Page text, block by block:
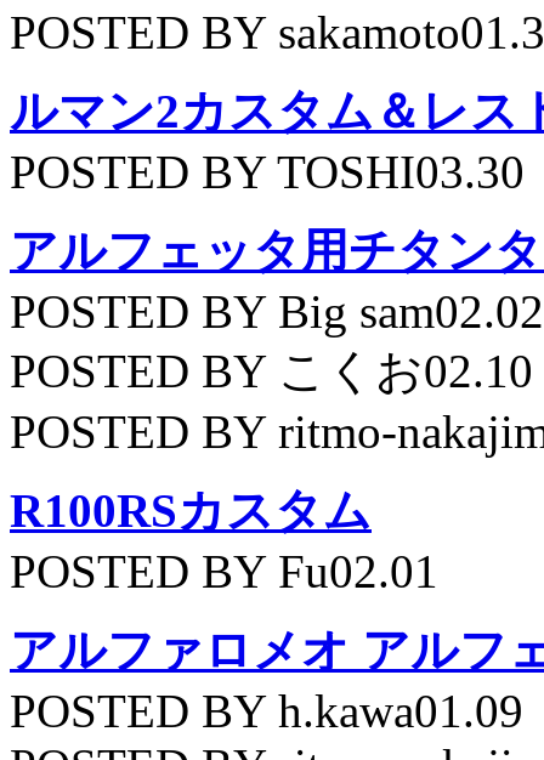
POSTED BY
ルマン2カスタム＆レス
POSTED BY TOSHI03.30
アルフェッタ用チタン
POSTED BY Big sam02.02
POSTED BY こくお02.10
POSTED BY ritmo-
R100RSカスタム
POSTED BY Fu02.01
アルファロメオ アルフ
POSTED BY h.kawa01.09